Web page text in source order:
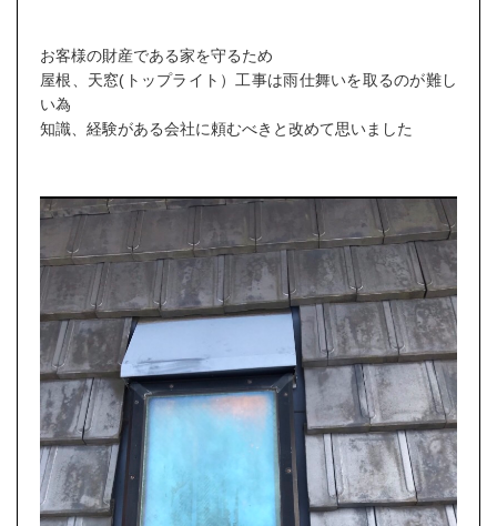
お客様の財産である家を守るため
屋根、天窓(トップライト）工事は雨仕舞いを取るのが難し
い為
知識、経験がある会社に頼むべきと改めて思いました